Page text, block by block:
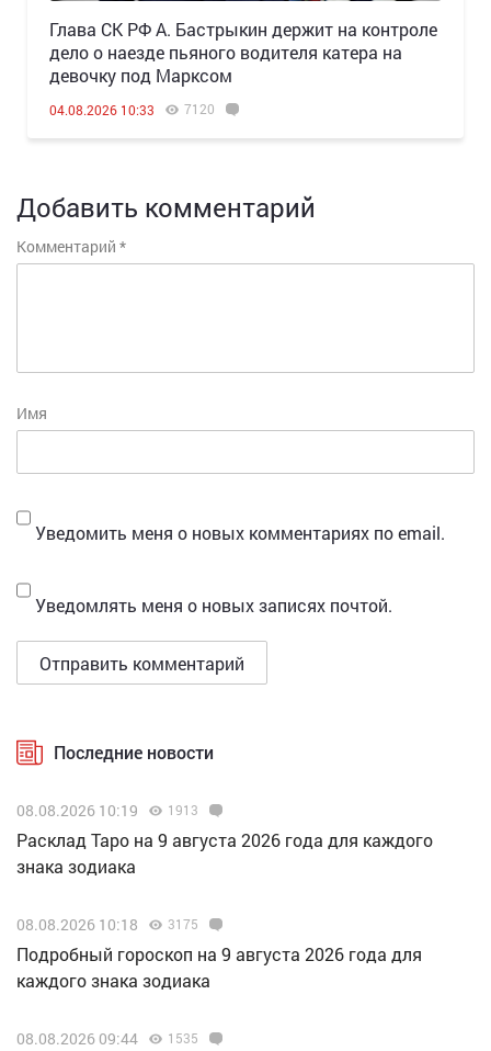
Глава СК РФ А. Бастрыкин держит на контроле
дело о наезде пьяного водителя катера на
девочку под Марксом
04.08.2026 10:33 7120
Добавить комментарий
Комментарий *
Имя
Уведомить меня о новых комментариях по email.
Уведомлять меня о новых записях почтой.
Последние новости
08.08.2026 10:19 1913
Расклад Таро на 9 августа 2026 года для каждого
знака зодиака
08.08.2026 10:18 3175
Подробный гороскоп на 9 августа 2026 года для
каждого знака зодиака
08.08.2026 09:44 1535